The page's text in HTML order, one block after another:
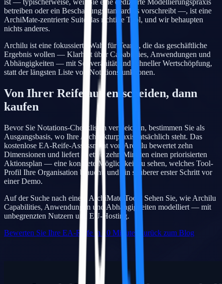
betreiben oder ein Beschaffungsstandard es vorschreibt —, ist eine
ArchiMate-zentrierte Suite das richtige Tool, und wir behaupten
nichts anderes.
Archilu ist eine fokussierte Wahl für Teams, die das geschäftliche
Ergebnis wollen — Klarheit über Capabilities, Anwendungen und
Abhängigkeiten — mit Souveränität und schneller Wertschöpfung,
statt der längsten Liste von Notationsfunktionen.
Von Ihrer Reife aus entscheiden, dann
kaufen
Bevor Sie Notations-Checklisten vergleichen, bestimmen Sie als
Ausgangsbasis, wo Ihre Architekturpraxis tatsächlich steht. Das
kostenlose EA-Reife-Assessment von Archilu bewertet zehn
Dimensionen und liefert in etwa zehn Minuten einen priorisierten
Aktionsplan — eine konkrete Möglichkeit zu sehen, welches Tool-
Profil Ihre Organisation braucht, und ein sauberer erster Schritt vor
einer Demo.
Auf der Suche nach einem ArchiMate Tool? Sehen Sie, wie Archilu
Capabilities, Anwendungen und Abhängigkeiten modelliert — mit
unbegrenzten Nutzern und EU-Hosting.
Bewerten Sie Ihre EA-Reife in 10 Minuten
Zurück zum Blog